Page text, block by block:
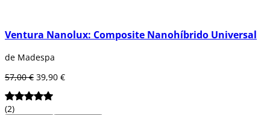
Ventura Nanolux: Composite Nanohíbrido Universal
de Madespa
57,00 € 39,90 €
(2)